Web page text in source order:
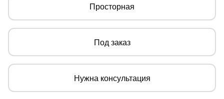
Просторная
Под заказ
Нужна консультация